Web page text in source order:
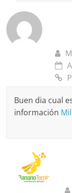
Buen dia cual
información